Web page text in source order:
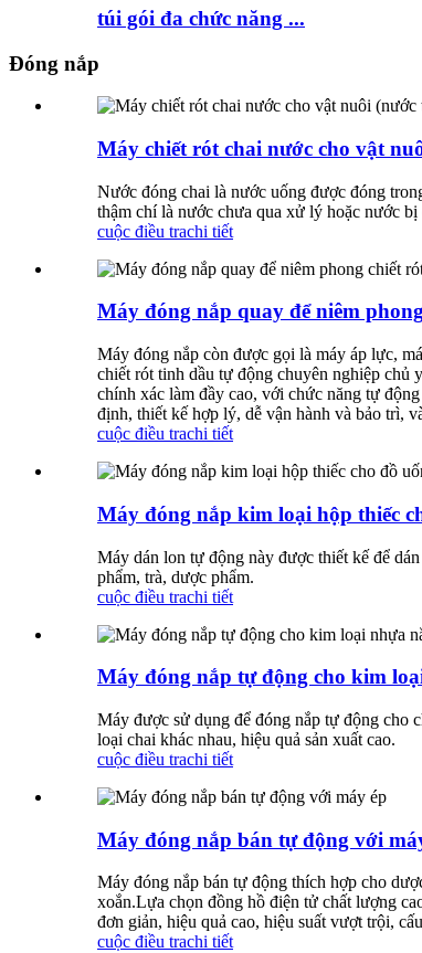
túi gói đa chức năng ...
Đóng nắp
Máy chiết rót chai nước cho vật
Nước đóng chai là nước uống được đóng
thậm chí là nước chưa qua xử lý hoặc nước bị
cuộc điều trachi tiết
Máy đóng nắp quay để niêm
Máy đóng nắp còn được gọi là máy áp lực,
chiết rót tinh dầu tự động chuyên nghiệp chủ
chính xác làm đầy cao, với chức năng tự
định, thiết kế hợp lý, dễ vận hành và bảo trì,
cuộc điều trachi tiết
Máy đóng nắp kim loại hộp thiếc
Máy dán lon tự động này được thiết kế để
phẩm, trà, dược phẩm.
cuộc điều trachi tiết
Máy đóng nắp tự động cho kim
Máy được sử dụng để đóng nắp tự động cho
loại chai khác nhau, hiệu quả sản xuất cao.
cuộc điều trachi tiết
Máy đóng nắp bán tự động với
Máy đóng nắp bán tự động thích hợp cho
xoắn.Lựa chọn đồng hồ điện tử chất lượng
đơn giản, hiệu quả cao, hiệu suất vượt trội,
cuộc điều trachi tiết